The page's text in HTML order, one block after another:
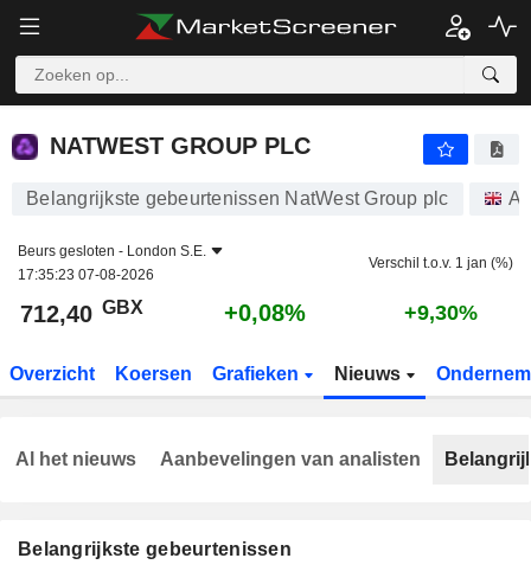
NATWEST GROUP PLC
NATWEST GROUP PLC
Belangrijkste gebeurtenissen NatWest Group plc
Beurs gesloten - London S.E.
17:35:23 07-08-2026
Verschil t.o.v. 1 jan (%)
712,40 GBX +0,08% +9,30%
Overzicht Koersen Grafieken Nieuws
Belangrijkste gebeurtenissen
Al het nieuws Aanbevelingen van analisten